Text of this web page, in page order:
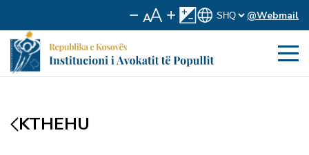
@Webmail
KTHEHU